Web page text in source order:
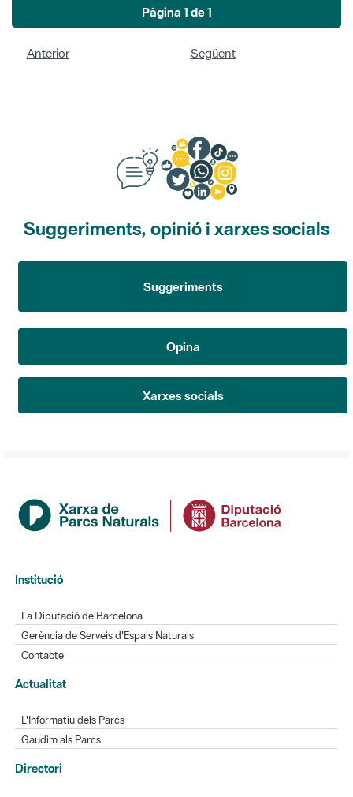
Pàgina 1 de 1
Anterior Següent
Suggeriments, opinió i xarxes socials
Suggeriments
Opina
Xarxes socials
Institució
La Diputació de Barcelona
Gerència de Serveis d'Espais Naturals
Contacte
Actualitat
L'Informatiu dels Parcs
Gaudim als Parcs
Directori